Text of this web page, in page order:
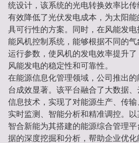
统设计，该系统的光电转换效率比传
有效降低了光伏发电成本，为太阳
具可行性的方案。同时，在风能发
能风机控制系统，能够根据不同的
运行参数，使风机的发电效率提升
风能发电的稳定性和可靠性。
在能源信息化管理领域，公司推出
台成效显著。该平台融合了大数据
信息技术，实现了对能源生产、传
实时监测、智能分析和精准调控。以
智合新能为其搭建的能源综合管理
据的深度挖掘和分析，帮助企业优化